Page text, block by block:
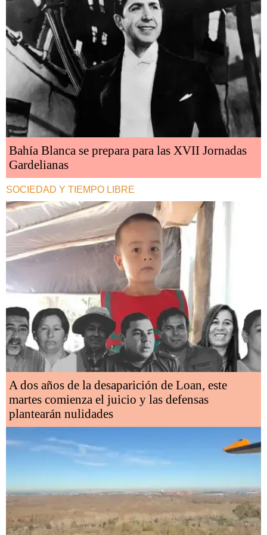
Bahía Blanca se prepara para las XVII Jornadas
Gardelianas
SOCIEDAD Y TIEMPO LIBRE
A dos años de la desaparición de Loan, este
martes comienza el juicio y las defensas
plantearán nulidades